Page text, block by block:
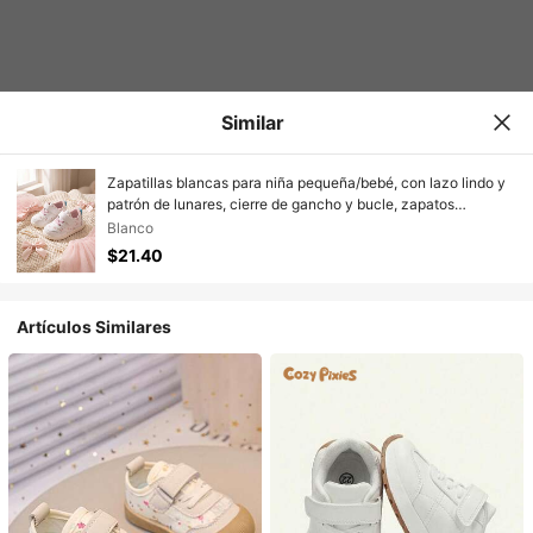
Similar
Zapatillas blancas para niña pequeña/bebé, con lazo lindo y
patrón de lunares, cierre de gancho y bucle, zapatos
casuales cómodos para bebé, adecuados para uso diario,
todas las estaciones
Blanco
$21.40
Artículos Similares